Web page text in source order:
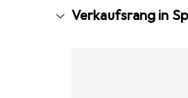
Verkaufsrang in